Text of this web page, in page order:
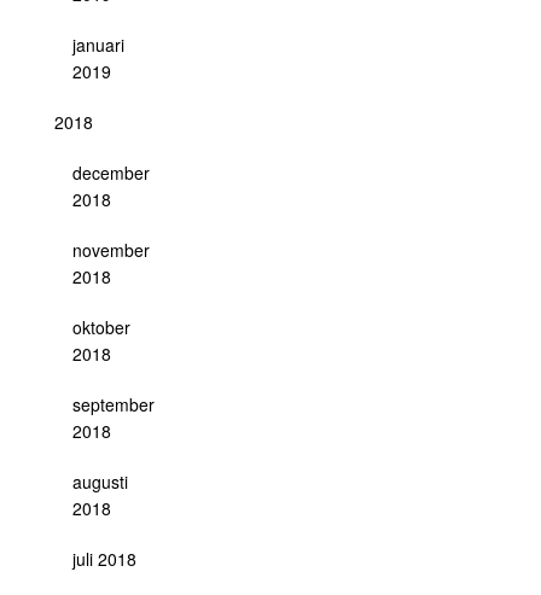
januari
2019
2018
december
2018
november
2018
oktober
2018
september
2018
augusti
2018
juli 2018